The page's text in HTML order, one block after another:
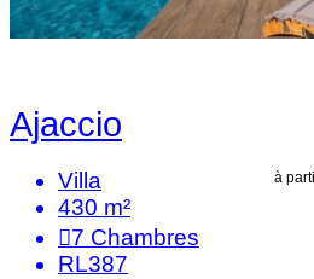
Ajaccio
à
Villa
430 m²
7 Chambres
RL387